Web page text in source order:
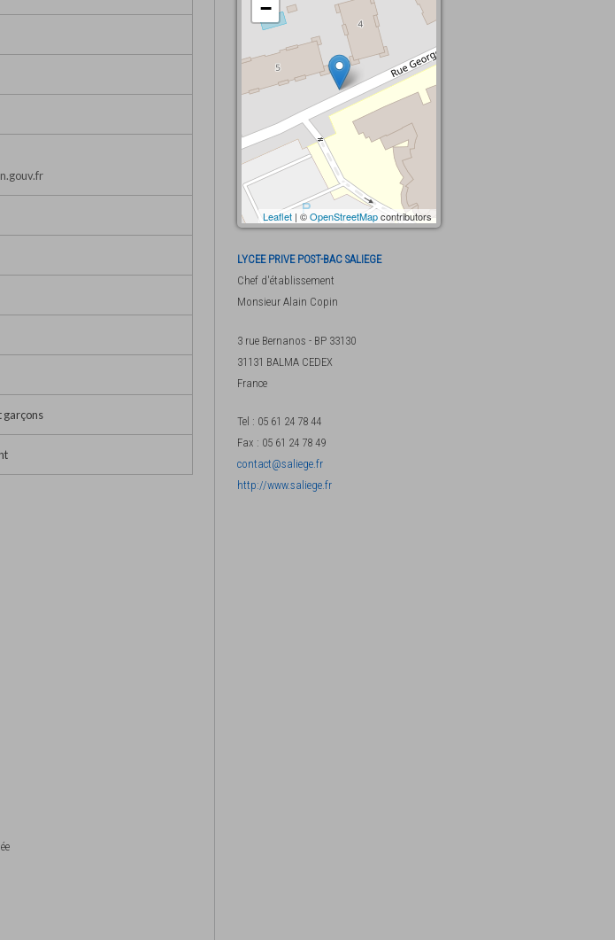
garçons
−
Leaflet | ©OpenStreetMapcontributors
LYCEE PRIVE POST-BAC SALIEGE
Chef d'établissement
Monsieur Alain Copin
3 rue Bernanos - BP 33130
31131 BALMA CEDEX
France
Tel : 05 61 24 78 44
Fax : 05 61 24 78 49
contact@saliege.fr
http://www.saliege.fr